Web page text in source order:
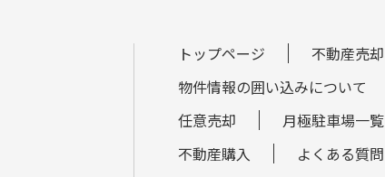
トップページ
不動産売却
物件情報の囲い込みについて
任意売却
月極駐車場一覧
不動産購入
よくある質問